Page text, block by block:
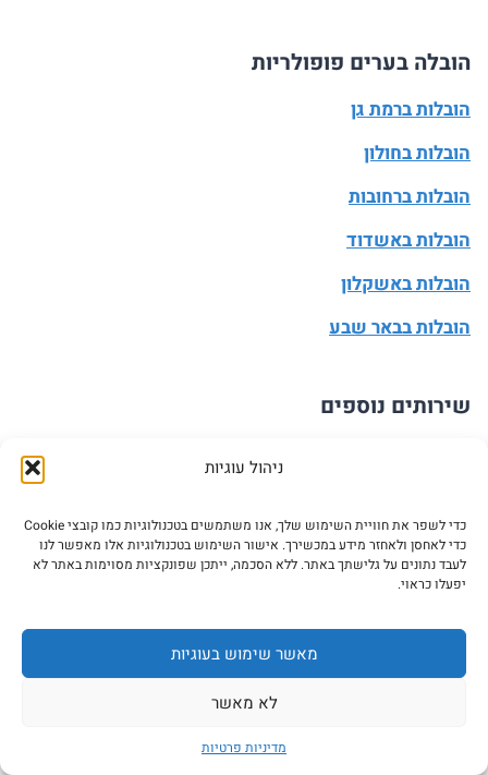
ניהול עוגיות
כדי לשפר את חוויית השימוש שלך, אנו משתמשים בטכנולוגיות כמו קובצי Cookie
כדי לאחסן ולאחזר מידע במכשירך. אישור השימוש בטכנולוגיות אלו מאפשר לנו
לעבד נתונים על גלישתך באתר. ללא הסכמה, ייתכן שפונקציות מסוימות באתר לא
יפעלו כראוי.
מאשר שימוש בעוגיות
לא מאשר
מדיניות פרטיות
הובלה בערים פופולריות
הובלות ברמת גן
הובלות בחולון
הובלות ברחובות
הובלות באשדוד
הובלות באשקלון
הובלות בבאר שבע
שירותים נוספים
הובלות בין ערים
הובלה דחופה
הובלת משרדים